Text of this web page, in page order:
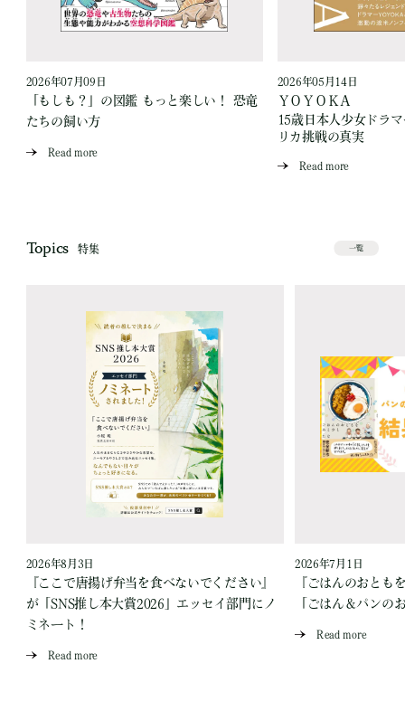
2026年07月09日
「もしも？」の図鑑 もっと楽しい！ 恐竜
たちの飼い方
Read more
2026年05月14日
ＹＯＹＯＫＡ
15歳日本人少女ドラ
リカ挑戦の真実
Read more
Topics 特集 一覧
2026年8月3日
『ここで唐揚げ弁当を食べないでください』
が「SNS推し本大賞2026」エッセイ部門にノ
ミネート！
Read more
2026年7月1日
『ごはんのおとも
「ごはん＆パンの
Read more